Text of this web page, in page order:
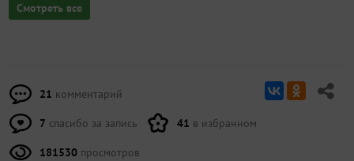
Смотреть все
21 комментарий
7 спасибо за запись 41 в избранном
181530 просмотров